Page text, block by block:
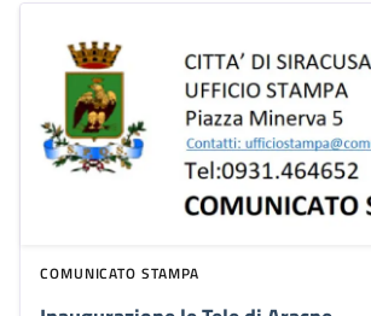
COMUNICATO STAMPA